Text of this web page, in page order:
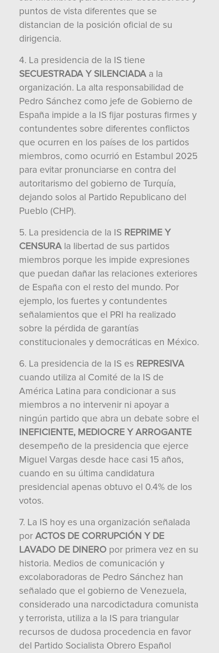
puntos de vista diferentes que se
distancian de la posición oficial de su
dirigencia.
4. La presidencia de la IS tiene
SECUESTRADA Y SILENCIADAa la
organización. La alta responsabilidad de
Pedro Sánchez como jefe de Gobierno de
España impide a la IS fijar posturas firmes y
contundentes sobre diferentes conflictos
que ocurren en los países de los partidos
miembros, como ocurrió en Estambul 2025
para evitar pronunciarse en contra del
autoritarismo del gobierno de Turquía,
dejando solos al Partido Republicano del
Pueblo (CHP).
5. La presidencia de la IS REPRIME Y
CENSURAla libertad de sus partidos
miembros porque les impide expresiones
que puedan dañar las relaciones exteriores
de España con el resto del mundo. Por
ejemplo, los fuertes y contundentes
señalamientos que el PRI ha realizado
sobre la pérdida de garantías
constitucionales y democráticas en México.
6. La presidencia de la IS es REPRESIVA
cuando utiliza al Comité de la IS de
América Latina para condicionar a sus
miembros a no intervenir ni apoyar a
ningún partido que abra un debate sobre el
INEFICIENTE, MEDIOCRE Y ARROGANTE
desempeño de la presidencia que ejerce
Miguel Vargas desde hace casi 15 años,
cuando en su última candidatura
presidencial apenas obtuvo el 0.4% de los
votos.
7. La IS hoy es una organización señalada
por ACTOS DE CORRUPCIÓN Y DE
LAVADO DE DINERO por primera vez en su
historia. Medios de comunicación y
excolaboradoras de Pedro Sánchez han
señalado que el gobierno de Venezuela,
considerado una narcodictadura comunista
y terrorista, utiliza a la IS para triangular
recursos de dudosa procedencia en favor
del Partido Socialista Obrero Español